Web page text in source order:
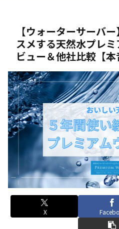
【ウォーターサーバ
スメする天然水プレ
ビュー＆他社比較【本
X